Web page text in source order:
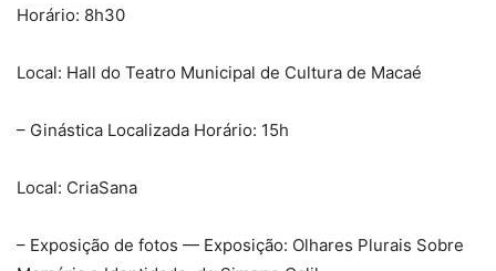
Horário: 8h30
Local: Hall do Teatro Municipal de Cultura de Macaé
– Ginástica Localizada Horário: 15h
Local: CriaSana
– Exposição de fotos — Exposição: Olhares Plurais Sobre